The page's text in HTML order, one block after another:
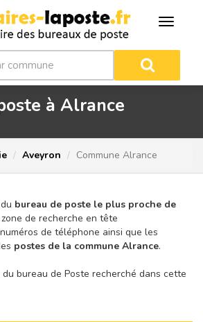
à Alrance
Aveyron Commune Alrance
bureau de poste le plus proche de
de recherche en tête
de téléphone ainsi que les
postes de la commune Alrance.
bureau de Poste recherché dans cette